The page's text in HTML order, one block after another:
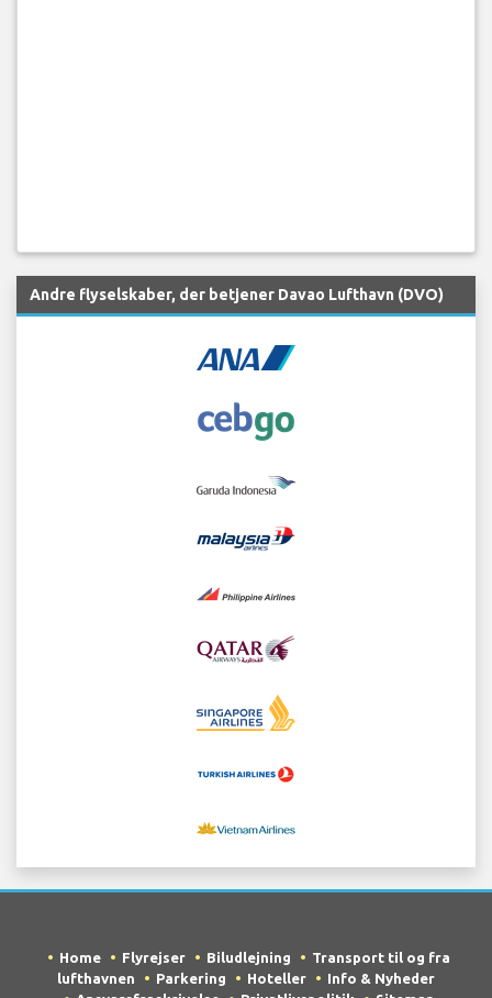
Andre flyselskaber, der betjener Davao Lufthavn (DVO)
Home Flyrejser Biludlejning
Transport til og fra
lufthavnen
Parkering Hoteller
Info & Nyheder